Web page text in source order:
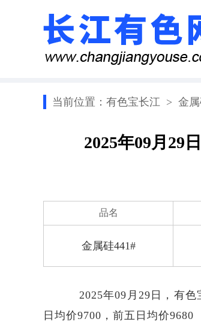
当前位置： 有色宝长江 > 金
2025年09月29
品名
金属硅441#
2025年09月29日，有
日均价9700，前五日均价9680